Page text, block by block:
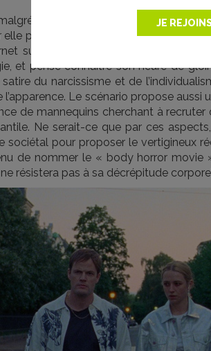
JE
elle à un fait divers (l’agression
elle par tous les moyens est
sur une étrange maladie de la
et pense connaître son heure de
du narcissisme et de
Le scénario propose
de mannequins cherchant à
Ne serait-ce que par ces aspects,
sociétal pour proposer le vertigineux
de nommer le « body horror movie
résistera pas à sa décrépitude